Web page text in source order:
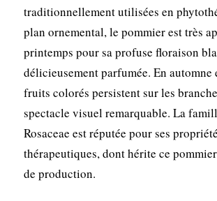
traditionnellement utilisées en
plan ornemental, le pommier est très
printemps pour sa profuse floraison
délicieusement parfumée. En automne
fruits colorés persistent sur les
spectacle visuel remarquable. La
Rosaceae est réputée pour ses
thérapeutiques, dont hérite ce
de production.